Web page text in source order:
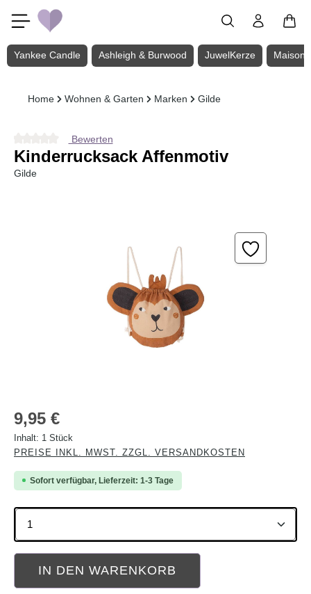
Zum Hauptinhalt springen
Yankee Candle Ashleigh & Burwood JuwelKerze Maison
Home Wohnen & Garten Marken Gilde
Durchschnittliche Bewertung von 0 von 5 Sternen
Bewerten
Kinderrucksack Affenmotiv
Gilde
Regulärer Preis:
9,95 €
Inhalt: 1 Stück
PREISE INKL. MWST. ZZGL. VERSANDKOSTEN
Sofort verfügbar, Lieferzeit: 1-3 Tage
Produkt Anzahl: Gib den gewünschten Wert ein
IN DEN WARENKORB